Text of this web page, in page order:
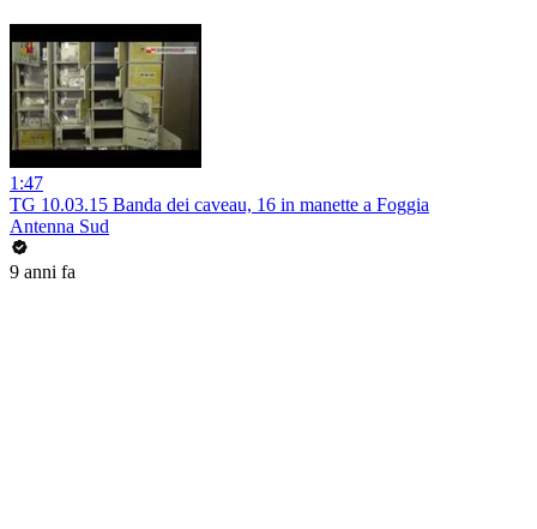
1:47
TG 10.03.15 Banda dei caveau, 16 in manette a Foggia
Antenna Sud
9 anni fa